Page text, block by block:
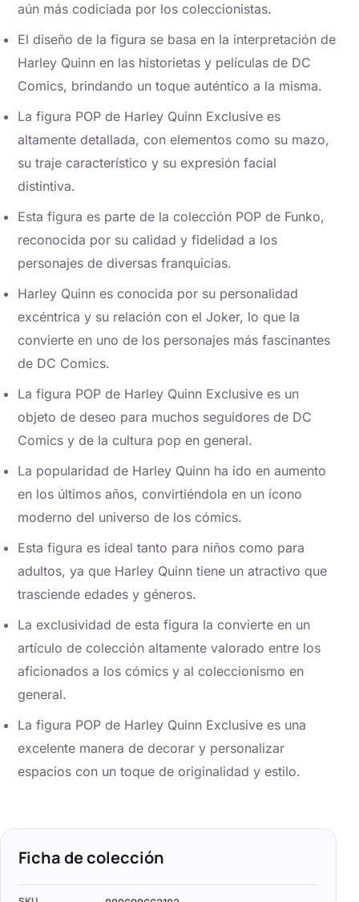
aún más codiciada por los coleccionistas.
El diseño de la figura se basa en la interpretación de
Harley Quinn en las historietas y películas de DC
Comics, brindando un toque auténtico a la misma.
La figura POP de Harley Quinn Exclusive es
altamente detallada, con elementos como su mazo,
su traje característico y su expresión facial
distintiva.
Esta figura es parte de la colección POP de Funko,
reconocida por su calidad y fidelidad a los
personajes de diversas franquicias.
Harley Quinn es conocida por su personalidad
excéntrica y su relación con el Joker, lo que la
convierte en uno de los personajes más fascinantes
de DC Comics.
La figura POP de Harley Quinn Exclusive es un
objeto de deseo para muchos seguidores de DC
Comics y de la cultura pop en general.
La popularidad de Harley Quinn ha ido en aumento
en los últimos años, convirtiéndola en un ícono
moderno del universo de los cómics.
Esta figura es ideal tanto para niños como para
adultos, ya que Harley Quinn tiene un atractivo que
trasciende edades y géneros.
La exclusividad de esta figura la convierte en un
artículo de colección altamente valorado entre los
aficionados a los cómics y al coleccionismo en
general.
La figura POP de Harley Quinn Exclusive es una
excelente manera de decorar y personalizar
espacios con un toque de originalidad y estilo.
Ficha de colección